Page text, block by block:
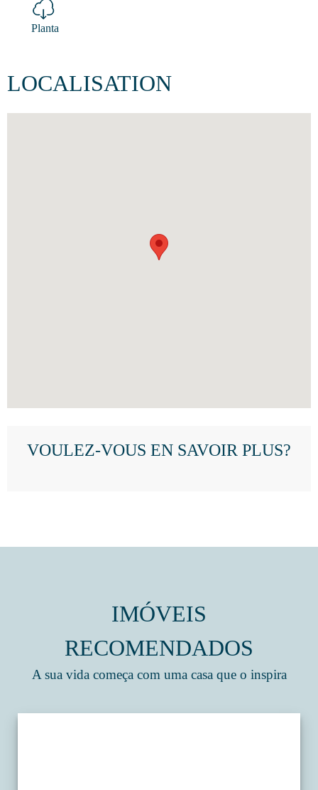
Planta
LOCALISATION
VOULEZ-VOUS EN SAVOIR PLUS?
IMÓVEIS
RECOMENDADOS
A sua vida começa com uma casa que o inspira